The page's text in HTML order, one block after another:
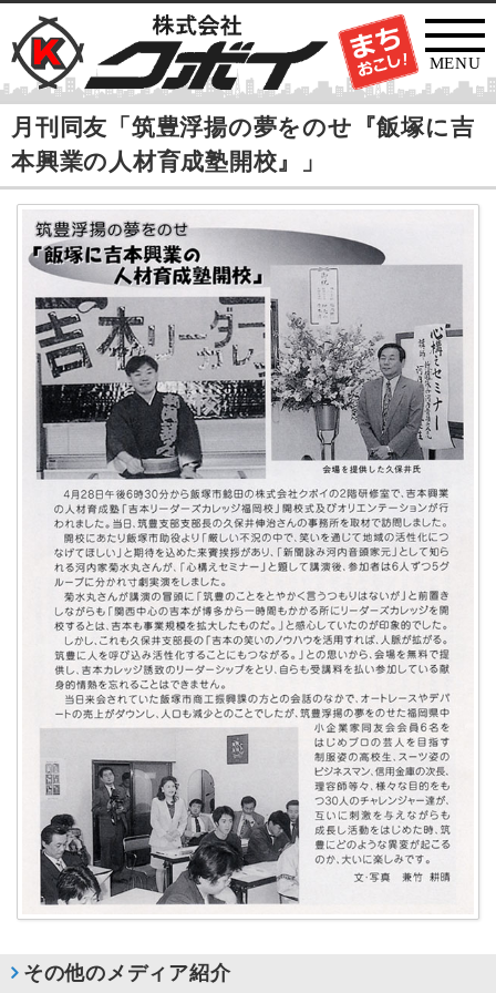
MENU
月刊同友「筑豊浮揚の夢をのせ『飯塚に吉
本興業の人材育成塾開校』」
その他のメディア紹介